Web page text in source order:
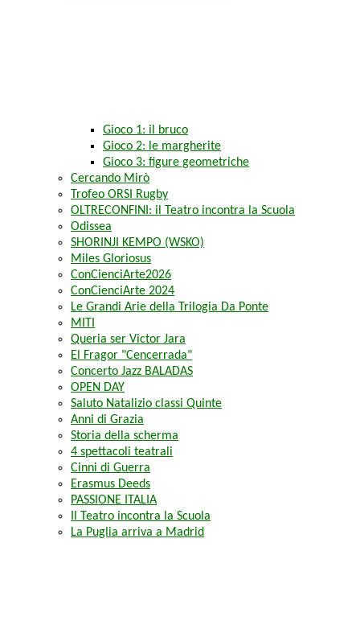
Gioco 1: il bruco
Gioco 2: le margherite
Gioco 3: figure geometriche
Cercando Mirò
Trofeo ORSI Rugby
OLTRECONFINI: il Teatro incontra la Scuola
Odissea
SHORINJI KEMPO (WSKO)
Miles Gloriosus
ConCienciArte2026
ConCienciArte 2024
Le Grandi Arie della Trilogia Da Ponte
MITI
Queria ser Victor Jara
El Fragor "Cencerrada"
Concerto Jazz BALADAS
OPEN DAY
Saluto Natalizio classi Quinte
Anni di Grazia
Storia della scherma
4 spettacoli teatrali
Cinni di Guerra
Erasmus Deeds
PASSIONE ITALIA
Il Teatro incontra la Scuola
La Puglia arriva a Madrid